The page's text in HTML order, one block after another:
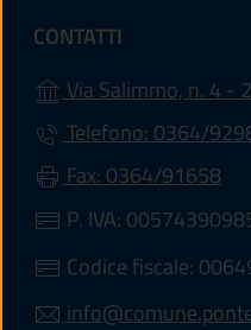
CONTATTI
Via Salimmo, n. 4 -
Telefono: 0364/
Fax: 0364/91658
P. IVA:
Codice fiscale: